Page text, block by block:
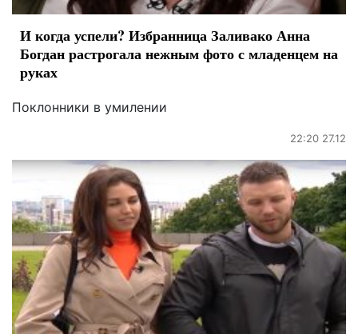
И когда успели? Избранница Заливако Анна
Богдан растрогала нежным фото с младенцем на
руках
Поклонники в умилении
22:20 27.12